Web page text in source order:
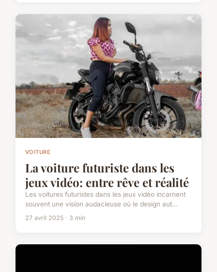
VOITURE
La voiture futuriste dans les
jeux vidéo: entre rêve et réalité
Les voitures futuristes dans les jeux vidéo incarnent
souvent une vision audacieuse où le design aut...
27 avril 2025 · 3 min